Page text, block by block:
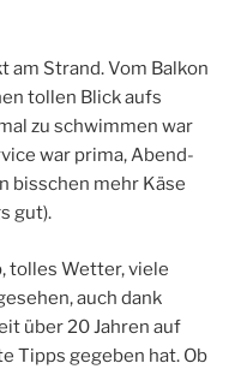
am Strand. Vom Balkon
tollen Blick aufs
zu schwimmen war
war prima, Abend-
bisschen mehr Käse
gut).
tolles Wetter, viele
auch dank
über 20 Jahren auf
Tipps gegeben hat. Ob